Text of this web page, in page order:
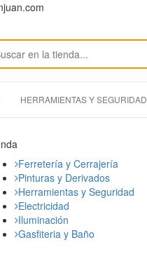
HERRAMIENTAS Y SEGURIDAD
Ferretería y Cerrajería
Pinturas y Derivados
Herramientas y Seguridad
Electricidad
Iluminación
Gasfiteria y Baño